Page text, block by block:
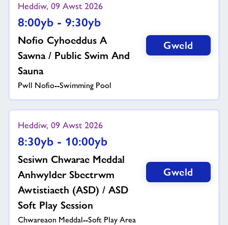
Heddiw, 09 Awst 2026
8:00yb - 9:30yb
Nofio Cyhoeddus A
Sawna / Public Swim And
Sauna
Pwll Nofio--Swimming Pool
Gweld
Heddiw, 09 Awst 2026
8:30yb - 10:00yb
Sesiwn Chwarae Meddal
Anhwylder Sbectrwm
Awtistiaeth (ASD) / ASD
Soft Play Session
Chwareaon Meddal--Soft Play Area
Gweld